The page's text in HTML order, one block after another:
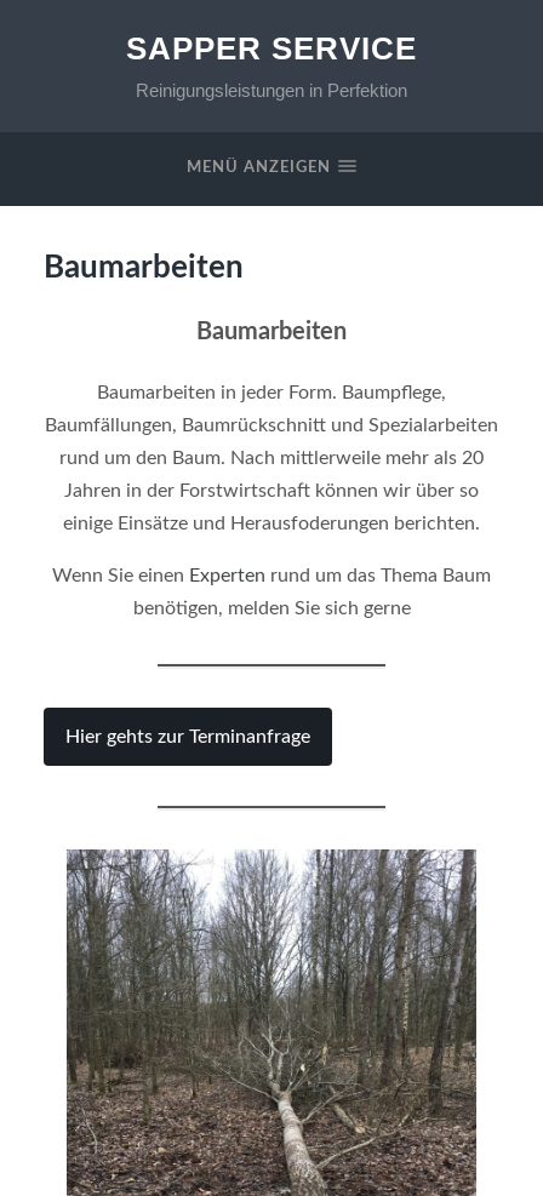
SAPPER SERVICE
Reinigungsleistungen in Perfektion
MENÜ ANZEIGEN
Baumarbeiten
Baumarbeiten
Baumarbeiten in jeder Form. Baumpflege,
Baumfällungen, Baumrückschnitt und Spezialarbeiten
rund um den Baum. Nach mittlerweile mehr als 20
Jahren in der Forstwirtschaft können wir über so
einige Einsätze und Herausfoderungen berichten.
Wenn Sie einen Experten rund um das Thema Baum
benötigen, melden Sie sich gerne
Hier gehts zur Terminanfrage